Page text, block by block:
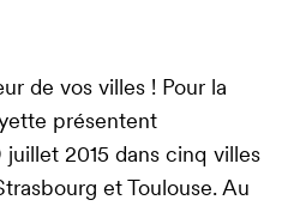
de vos villes ! Pour la
présentent
juillet 2015 dans cinq villes
et Toulouse. Au